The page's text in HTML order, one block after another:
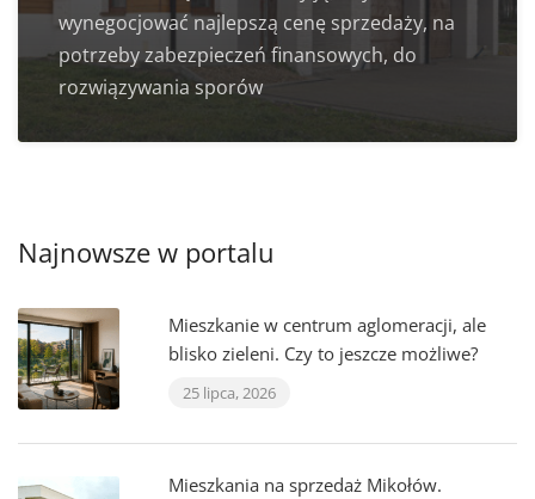
wynegocjować najlepszą cenę sprzedaży, na
potrzeby zabezpieczeń finansowych, do
rozwiązywania sporów
Najnowsze w portalu
Mieszkanie w centrum aglomeracji, ale
blisko zieleni. Czy to jeszcze możliwe?
25 lipca, 2026
Mieszkania na sprzedaż Mikołów.